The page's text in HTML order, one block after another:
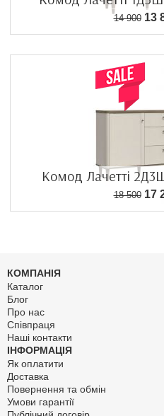
14 90013
Комод Лачетті
18 50017
КОМПАНІЯ
Каталог
Блог
Про нас
Співпраця
Наші контакти
ІНФОРМАЦІЯ
Як оплатити
Доставка
Повернення та обмін
Умови гарантії